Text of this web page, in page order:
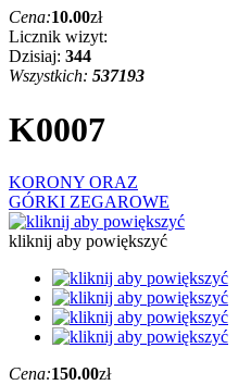
Cena:10.00zł
Licznik wizyt:
Dzisiaj: 344
Wszystkich: 537193
K0007
KORONY ORAZ
GÓRKI ZEGAROWE
kliknij aby powiększyć
Cena:150.00zł